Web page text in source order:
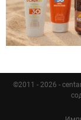
©2011 - 2026 -